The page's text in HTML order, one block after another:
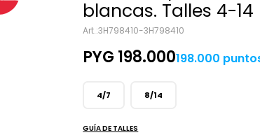
blancas. Talles 4-14
3H798410-3H798410
PYG 198.000198.000
4/7 8/14
GUÍA DE TALLES